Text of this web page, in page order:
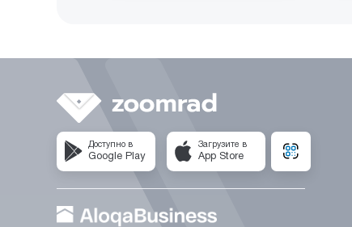
Доступно в
Google Play
Загрузите в
App Store